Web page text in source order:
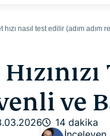
hızı nasıl test edilir (adım adım
ve
14 dakika